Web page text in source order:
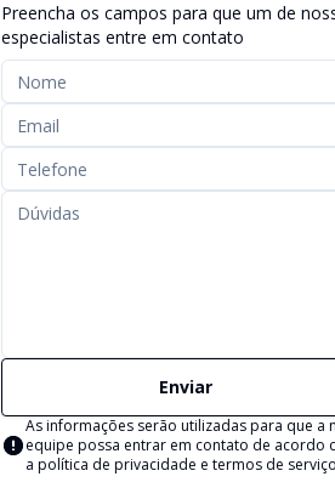
Preencha os campos para que um de
especialistas entre em contato
Enviar
As informações serão utilizadas para que a
equipe possa entrar em contato de acordo
a política de privacidade e termos de serviço